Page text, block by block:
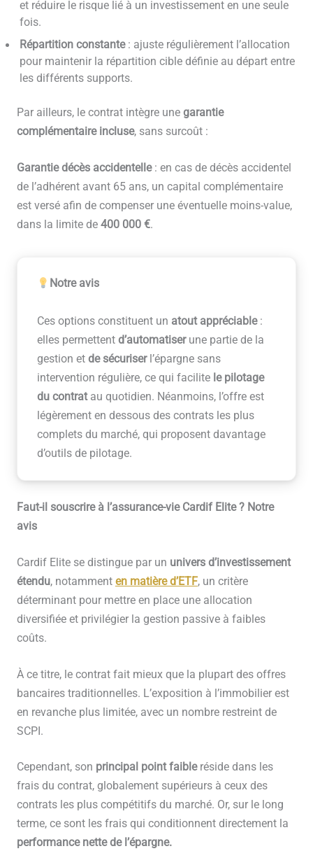
et réduire le risque lié à un investissement en une seule
fois.
Répartition constante: ajuste régulièrement l’allocation
pour maintenir la répartition cible définie au départ entre
les différents supports.
Par ailleurs, le contrat intègre une garantie
complémentaire incluse, sans surcoût :
Garantie décès accidentelle: en cas de décès accidentel
de l’adhérent avant 65 ans, un capital complémentaire
est versé afin de compenser une éventuelle moins-value,
dans la limite de 400 000 €.
Notre avis
Ces options constituent un atout appréciable:
elles permettent d’automatiserune partie de la
gestion et de sécuriserl’épargne sans
intervention régulière, ce qui facilite le pilotage
du contrat au quotidien. Néanmoins, l’offre est
légèrement en dessous des contrats les plus
complets du marché, qui proposent davantage
d’outils de pilotage.
Faut-il souscrire à l’assurance-vie Cardif Elite ? Notre
avis
Cardif Elite se distingue par un univers d’investissement
étendu, notamment en matière d’ETF, un critère
déterminant pour mettre en place une allocation
diversifiée et privilégier la gestion passive à faibles
coûts.
À ce titre, le contrat fait mieux que la plupart des offres
bancaires traditionnelles. L’exposition à l’immobilier est
en revanche plus limitée, avec un nombre restreint de
SCPI.
Cependant, son principal point faibleréside dans les
frais du contrat, globalement supérieurs à ceux des
contrats les plus compétitifs du marché. Or, sur le long
terme, ce sont les frais qui conditionnent directement la
performance nette de l’épargne.